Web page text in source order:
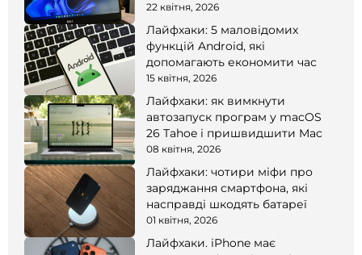
22 квітня, 2026
Лайфхаки: 5 маловідомих
функцій Android, які
допомагають економити час
15 квітня, 2026
Лайфхаки: як вимкнути
автозапуск програм у macOS
26 Tahoe і пришвидшити Mac
08 квітня, 2026
Лайфхаки: чотири міфи про
заряджання смартфона, які
насправді шкодять батареї
01 квітня, 2026
Лайфхаки. iPhone має